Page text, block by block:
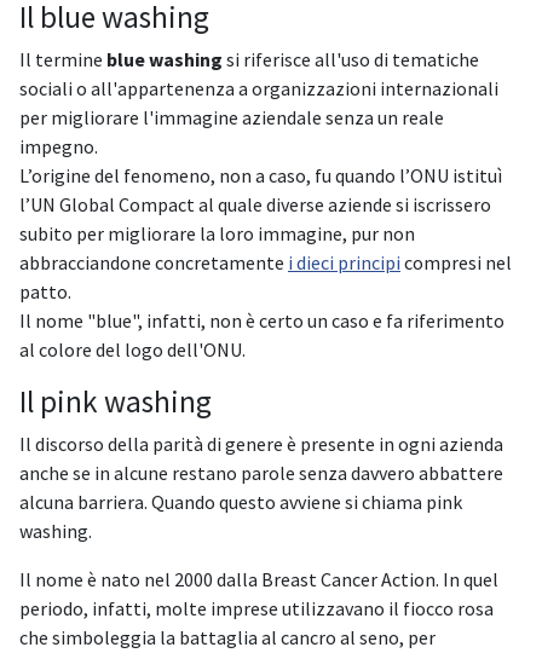
Il blue washing
Il termine blue washing si riferisce all'uso di tematiche
sociali o all'appartenenza a organizzazioni internazionali
per migliorare l'immagine aziendale senza un reale
impegno.
L’origine del fenomeno, non a caso, fu quando l’ONU istituì
l’UN Global Compact al quale diverse aziende si iscrissero
subito per migliorare la loro immagine, pur non
abbracciandone concretamente i dieci principi compresi nel
patto.
Il nome "blue", infatti, non è certo un caso e fa riferimento
al colore del logo dell'ONU.
Il pink washing
Il discorso della parità di genere è presente in ogni azienda
anche se in alcune restano parole senza davvero abbattere
alcuna barriera. Quando questo avviene si chiama pink
washing.
Il nome è nato nel 2000 dalla Breast Cancer Action. In quel
periodo, infatti, molte imprese utilizzavano il fiocco rosa
che simboleggia la battaglia al cancro al seno, per